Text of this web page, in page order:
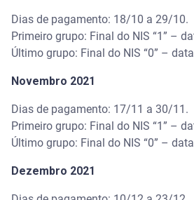
Dias de pagamento: 18/10 a 29/10.
Primeiro grupo: Final do NIS “1” –
Último grupo: Final do NIS “0” –
Novembro 2021
Dias de pagamento: 17/11 a 30/11.
Primeiro grupo: Final do NIS “1” –
Último grupo: Final do NIS “0” –
Dezembro 2021